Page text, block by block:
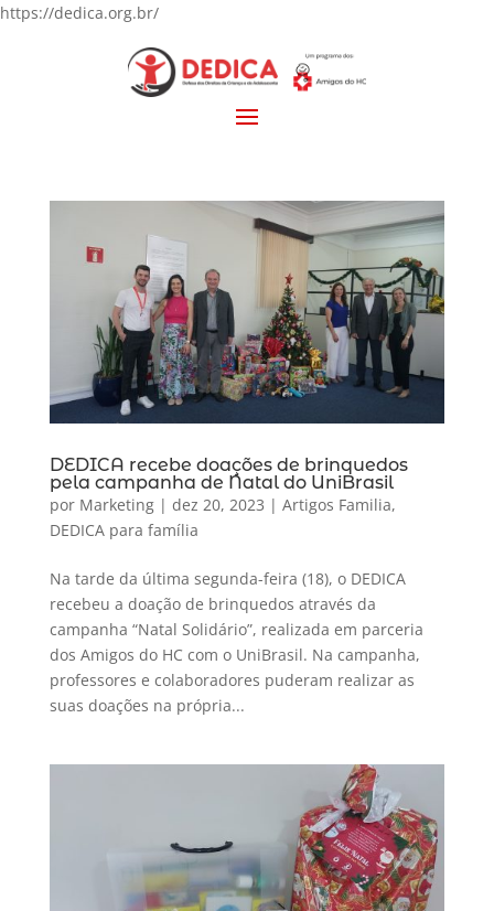
https://dedica.org.br/
DEDICA recebe doações de brinquedos
pela campanha de Natal do UniBrasil
por Marketing| dez 20, 2023 | Artigos Familia,
DEDICA para família
Na tarde da última segunda-feira (18), o DEDICA
recebeu a doação de brinquedos através da
campanha “Natal Solidário”, realizada em parceria
dos Amigos do HC com o UniBrasil. Na campanha,
professores e colaboradores puderam realizar as
suas doações na própria...